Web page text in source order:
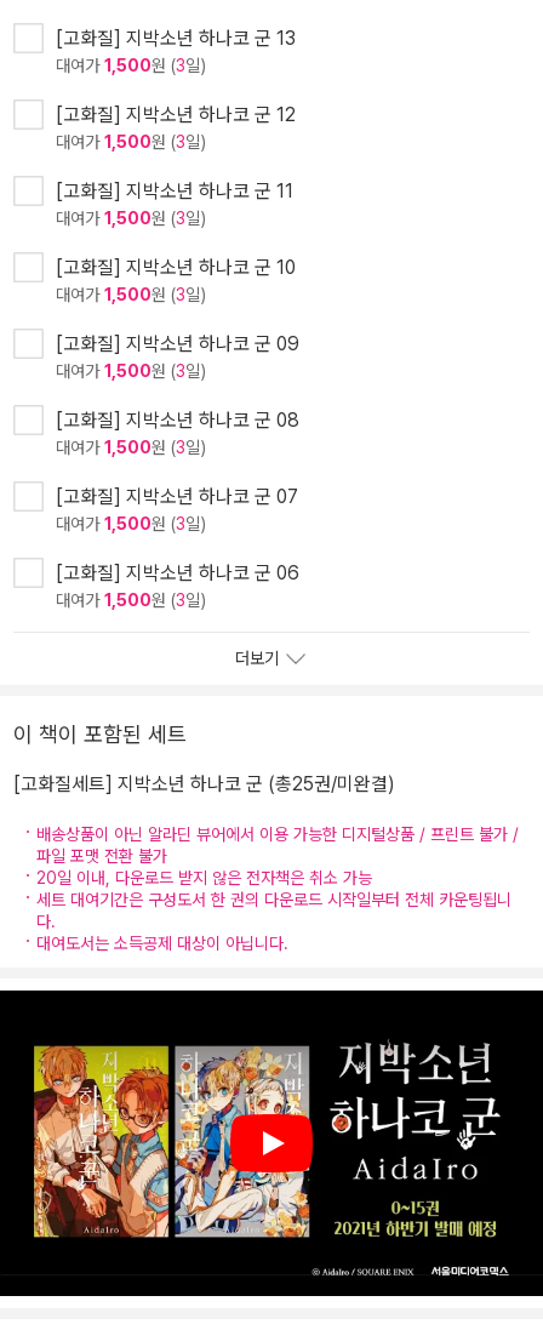
[고화질] 지박소년 하나코 군 13
대여가1,500원 (3일)
[고화질] 지박소년 하나코 군 12
대여가1,500원 (3일)
[고화질] 지박소년 하나코 군 11
대여가1,500원 (3일)
[고화질] 지박소년 하나코 군 10
대여가1,500원 (3일)
[고화질] 지박소년 하나코 군 09
대여가1,500원 (3일)
[고화질] 지박소년 하나코 군 08
대여가1,500원 (3일)
[고화질] 지박소년 하나코 군 07
대여가1,500원 (3일)
[고화질] 지박소년 하나코 군 06
대여가1,500원 (3일)
더보기
이 책이 포함된 세트
[고화질세트] 지박소년 하나코 군 (총25권/미완결)
배송상품이 아닌 알라딘 뷰어에서 이용 가능한 디지털상품 / 프린트 불가 /
파일 포맷 전환 불가
20일 이내, 다운로드 받지 않은 전자책은 취소 가능
세트 대여기간은 구성도서 한 권의 다운로드 시작일부터 전체 카운팅됩니
다.
대여도서는 소득공제 대상이 아닙니다.
Play